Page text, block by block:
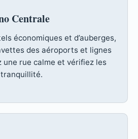
Centrale
économiques et d’auberges,
des aéroports et lignes
une rue calme et vérifiez les